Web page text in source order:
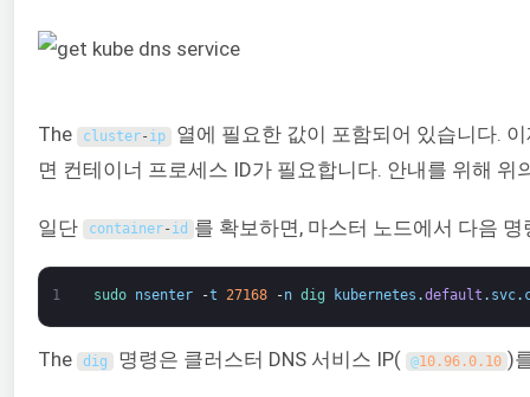
The cluster- ip 열에 필요한 값이 포함되어 있습니다.
면 컨테이너 프로세스 ID가 필요합니다. 안내를 위해 위
일단 container- id 를 확보하면, 마스터 노드에서 다음
1 sudo nsenter -t 27168 -n dig kubernetes .default . svc.
The dig 명령은 클러스터 DNS 서비스 IP( @10.96.0.10 )